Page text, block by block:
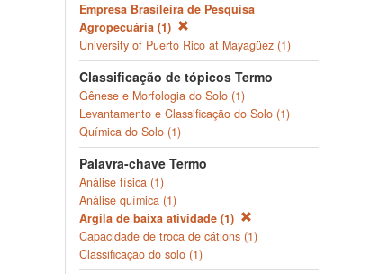
Empresa Brasileira de Pesquisa
Agropecuária (1)
University of Puerto Rico at Mayagüez (1)
Classificação de tópicos Termo
Gênese e Morfologia do Solo (1)
Levantamento e Classificação do Solo (1)
Química do Solo (1)
Palavra-chave Termo
Análise física (1)
Análise química (1)
Argila de baixa atividade (1)
Capacidade de troca de cátions (1)
Classificação do solo (1)